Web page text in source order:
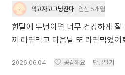
먹고자고그냥잔다 임신 5개월
한달에 두번이면 너무 건강하게
끼 라면먹고 다음날 또 라면먹었어
2026.06.04 공감해요 답글달기